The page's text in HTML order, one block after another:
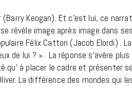
Keogan). Et c’est lui, ce
révèle image après image dans
Félix Catton (Jacob Elordi) .
de lui ? ». La réponse s’avère
qu’ à placer le cadre et présenter
La différence des mondes qui